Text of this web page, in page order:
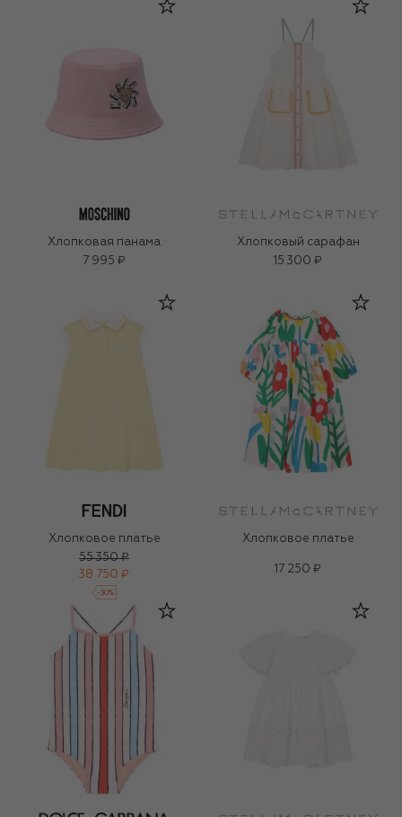
Хлопковая панама
7 995 ₽
Хлопковый сарафан
15 300 ₽
Хлопковое платье
55 350 ₽
38 750 ₽
-30%
Хлопковое платье
17 250 ₽